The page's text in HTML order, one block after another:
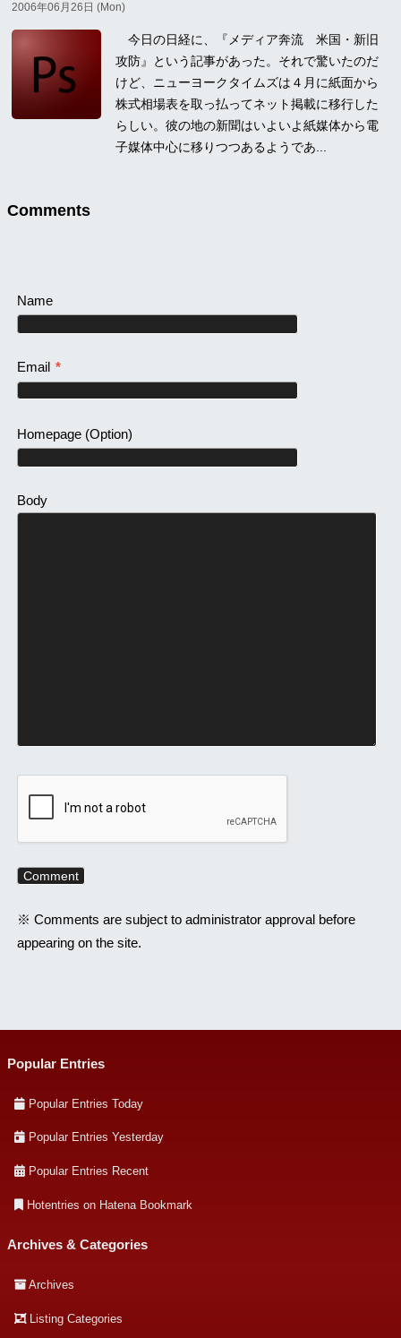
2006年06月26日 (Mon)
今日の日経に、『メディア奔流 米国・新旧
攻防』という記事があった。それで驚いたのだ
けど、ニューヨークタイムズは４月に紙面から
株式相場表を取っ払ってネット掲載に移行した
らしい。彼の地の新聞はいよいよ紙媒体から電
子媒体中心に移りつつあるようであ...
Comments
Name
Email *
Homepage(Option)
Body
※ Comments are subject to administrator approval before
appearing on the site.
Popular Entries
Popular Entries Today
Popular Entries Yesterday
Popular Entries Recent
Hotentries on Hatena Bookmark
Archives & Categories
Archives
Listing Categories